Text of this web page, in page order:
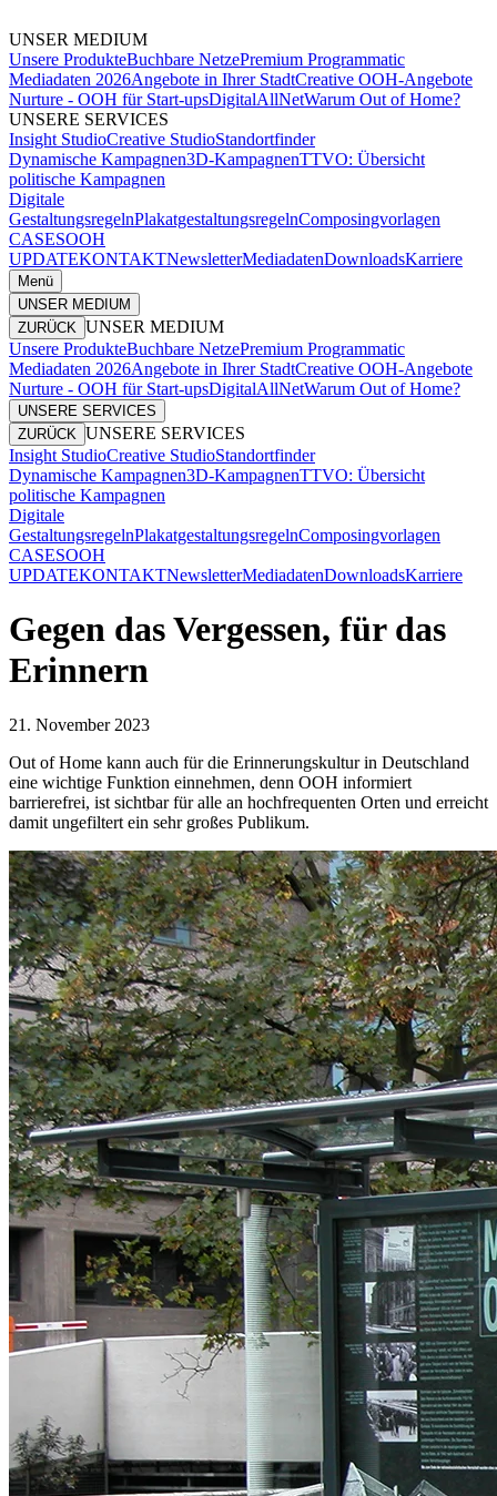
UNSER MEDIUM
Unsere ProdukteBuchbare NetzePremium Programmatic
Mediadaten 2026Angebote in Ihrer StadtCreative OOH-Angebote
Nurture - OOH für Start-upsDigitalAllNetWarum Out of Home?
UNSERE SERVICES
Insight StudioCreative StudioStandortfinder
Dynamische Kampagnen3D-KampagnenTTVO: Übersicht
politische Kampagnen
Digitale
GestaltungsregelnPlakatgestaltungsregelnComposingvorlagen
CASESOOH
UPDATEKONTAKTNewsletterMediadatenDownloadsKarriere
Menü
UNSER MEDIUM
ZURÜCK UNSER MEDIUM
Unsere ProdukteBuchbare NetzePremium Programmatic
Mediadaten 2026Angebote in Ihrer StadtCreative OOH-Angebote
Nurture - OOH für Start-upsDigitalAllNetWarum Out of Home?
UNSERE SERVICES
ZURÜCK UNSERE SERVICES
Insight StudioCreative StudioStandortfinder
Dynamische Kampagnen3D-KampagnenTTVO: Übersicht
politische Kampagnen
Digitale
GestaltungsregelnPlakatgestaltungsregelnComposingvorlagen
CASESOOH
UPDATEKONTAKTNewsletterMediadatenDownloadsKarriere
Gegen das Vergessen, für das
Erinnern
21. November 2023
Out of Home kann auch für die Erinnerungskultur in Deutschland
eine wichtige Funktion einnehmen, denn OOH informiert
barrierefrei, ist sichtbar für alle an hochfrequenten Orten und erreicht
damit ungefiltert ein sehr großes Publikum.